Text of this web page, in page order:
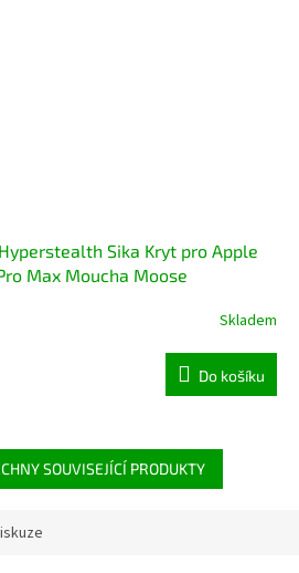
Sika Kryt pro Apple
Max Moucha Moose
Skladem
Do košíku
SOUVISEJÍCÍ PRODUKTY